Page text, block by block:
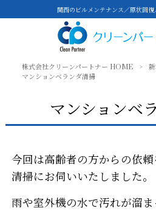
関西のビルメンテナンス／原状回
株式会社クリーンパートナー HOME >
マンションベランダ清掃
マンションベ
今回は高齢者の方からの依
清掃にお伺いいたしました。
雨や室外機の水で汚れが溜